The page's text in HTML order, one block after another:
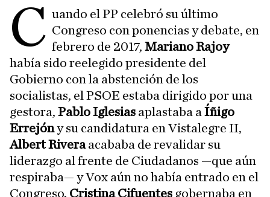
C uando el PP celebró su último
Congreso con ponencias y debate, en
febrero de 2017,Mariano Rajoy
había sido reelegido presidente del
Gobierno con la abstención de los
socialistas, el PSOE estaba dirigido por una
gestora, Pablo Iglesias aplastaba a Íñigo
Errejóny su candidatura en Vistalegre II,
Albert Riveraacababa de revalidar su
liderazgo al frente de Ciudadanos —que aún
respiraba— y Vox aún no había entrado en el
Congreso. Cristina Cifuentes gobernaba en